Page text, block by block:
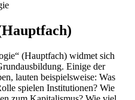
(Hauptfach) widmet sich
Einige der
lauten beispielsweise: Was
spielen Institutionen? Wie